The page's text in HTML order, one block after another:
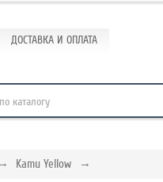
ДОСТАВКА И ОПЛАТА
Kamu Yellow